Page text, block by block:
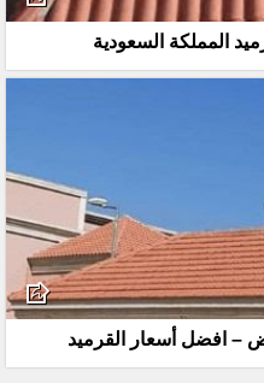
– افضل أسعار القرميد